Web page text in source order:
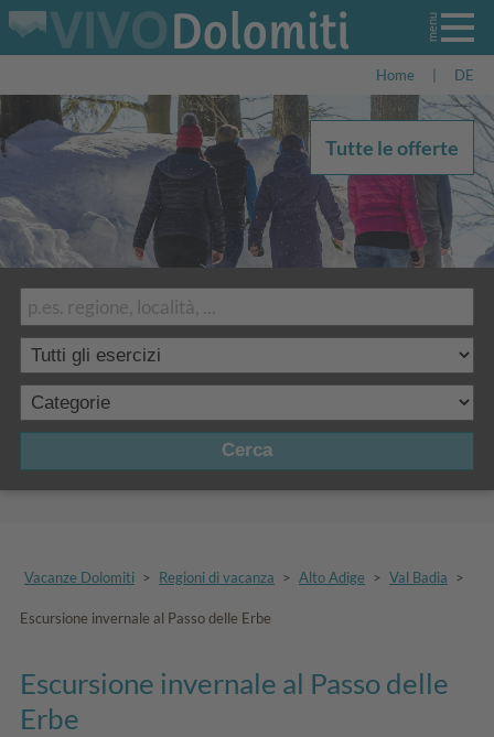
Home DE
Cerca
Tutte le offerte
Vacanze Dolomiti > Regioni di vacanza > Alto Adige > Val Badia >
Escursione invernale al Passo delle Erbe
Escursione invernale al Passo delle
Erbe